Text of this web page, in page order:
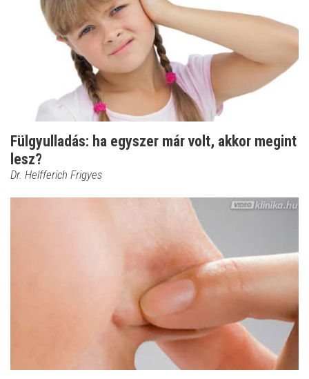
Fülgyulladás: ha egyszer már volt, akkor megint
lesz?
Dr. Helfferich Frigyes